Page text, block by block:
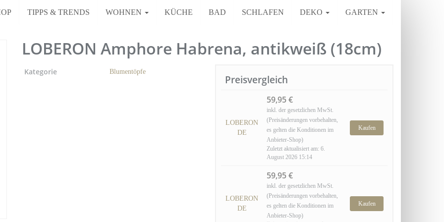
TIPPS & TRENDS WOHNEN KÜCHE BAD SCHLAFEN DEKO GARTEN
LOBERON Amphore Habrena, antikweiß (18cm)
Preisvergleich
LOBERON
DE
59,95 €
inkl. der gesetzlichen MwSt.
(Preisänderungen vorbehalten,
es gelten die Konditionen im
Anbieter-Shop)
Zuletzt aktualisiert am: 6.
August 2026 15:14
Kaufen
LOBERON
DE
59,95 €
inkl. der gesetzlichen MwSt.
(Preisänderungen vorbehalten,
es gelten die Konditionen im
Anbieter-Shop)
Kaufen
Kategorie Blumentöpfe